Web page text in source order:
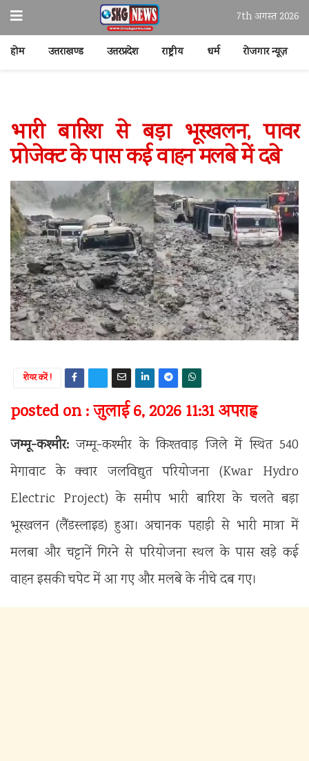
7th अगस्त 2026
होम उत्तराखण्ड उत्तरप्रदेश राष्ट्रीय धर्म रोजगार न्यूज़
भारी बारिश से बड़ा भूस्खलन, पावर
प्रोजेक्ट के पास कई वाहन मलबे में दबे
शेयर करें !
posted on : जुलाई 6, 2026 11:31 अपराह्न
जम्मू-कश्मीर: जम्मू-कश्मीर के किश्तवाड़ जिले में स्थित 540
मेगावाट के क्वार जलविद्युत परियोजना (Kwar Hydro
Electric Project) के समीप भारी बारिश के चलते बड़ा
भूस्खलन (लैंडस्लाइड) हुआ। अचानक पहाड़ी से भारी मात्रा में
मलबा और चट्टानें गिरने से परियोजना स्थल के पास खड़े कई
वाहन इसकी चपेट में आ गए और मलबे के नीचे दब गए।